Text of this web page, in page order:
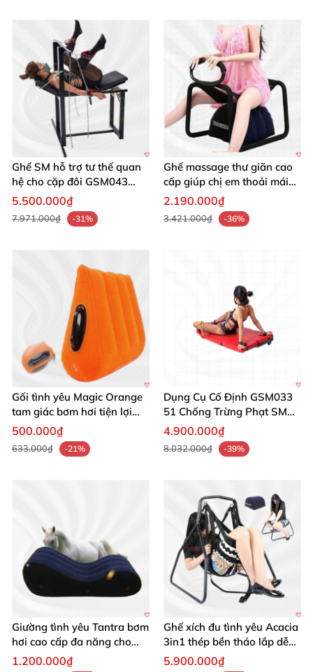
Ghế SM hỗ trợ tư thế quan
hệ cho cặp đôi GSM043
tăng khoái cảm
5.500.000₫
7.971.000₫ -31%
Ghế massage thư giãn cao
cấp giúp chị em thoải mái
lên đỉnh
2.190.000₫
3.421.000₫ -36%
Gối tình yêu Magic Orange
tam giác bơm hơi tiện lợi
mềm mại
500.000₫
633.000₫ -21%
Dụng Cụ Cố Định GSM033
51 Chống Trừng Phạt SM
An Toàn
4.900.000₫
8.032.000₫ -39%
Giường tình yêu Tantra bơm
hơi cao cấp đa năng cho
các cặp đôi
1.200.000₫
Ghế xích đu tình yêu Acacia
3in1 thép bền tháo lắp dễ
dàng
5.900.000₫